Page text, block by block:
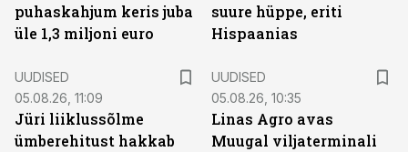
puhaskahjum keris juba
üle 1,3 miljoni euro
suure hüppe, eriti
Hispaanias
UUDISED
05.08.26, 11:09
Jüri liiklussõlme
ümberehitust hakkab
UUDISED
05.08.26, 10:35
Linas Agro avas
Muugal viljaterminali